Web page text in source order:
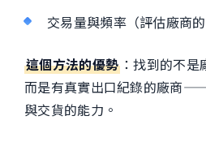
交易量與頻率（評估廠商的
這個方法的優勢 ：找到的不是
而是有真實出口紀錄的廠商
與交貨的能力。